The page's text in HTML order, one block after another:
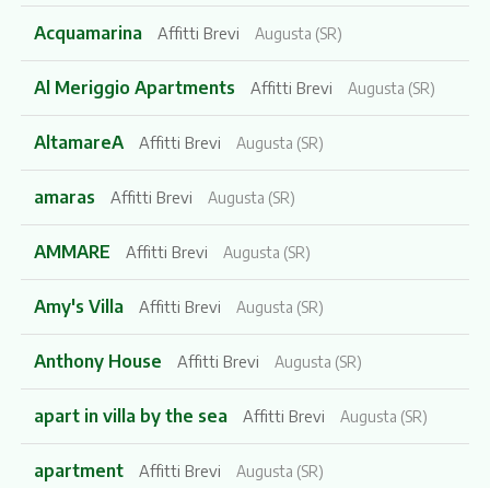
Acquamarina Affitti Brevi Augusta (SR)
Al Meriggio Apartments Affitti Brevi Augusta (SR)
AltamareA Affitti Brevi Augusta (SR)
amaras Affitti Brevi Augusta (SR)
AMMARE Affitti Brevi Augusta (SR)
Amy's Villa Affitti Brevi Augusta (SR)
Anthony House Affitti Brevi Augusta (SR)
apart in villa by the sea Affitti Brevi Augusta (SR)
apartment Affitti Brevi Augusta (SR)